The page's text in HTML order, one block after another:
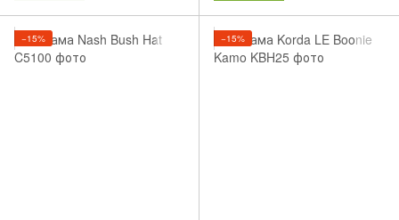
−15% −15%